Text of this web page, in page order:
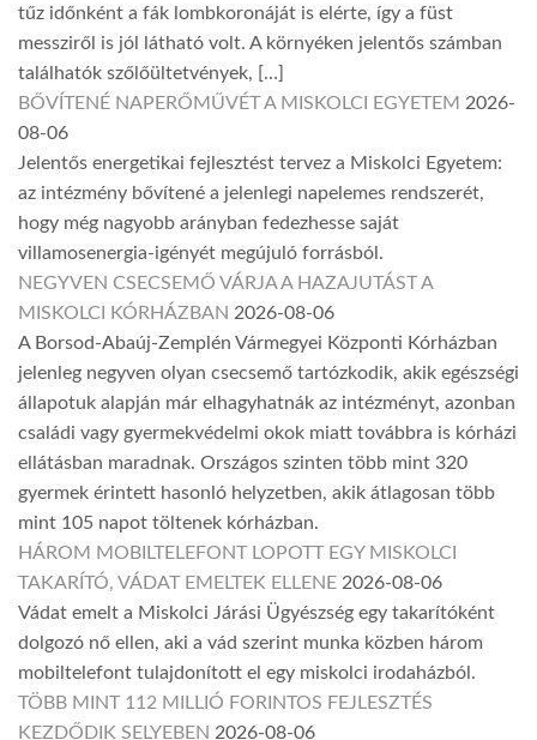
tűz időnként a fák lombkoronáját is elérte, így a füst
messziről is jól látható volt. A környéken jelentős számban
találhatók szőlőültetvények, […]
BŐVÍTENÉ NAPERŐMŰVÉT A MISKOLCI EGYETEM 2026-
08-06
Jelentős energetikai fejlesztést tervez a Miskolci Egyetem:
az intézmény bővítené a jelenlegi napelemes rendszerét,
hogy még nagyobb arányban fedezhesse saját
villamosenergia-igényét megújuló forrásból.
NEGYVEN CSECSEMŐ VÁRJA A HAZAJUTÁST A
MISKOLCI KÓRHÁZBAN 2026-08-06
A Borsod-Abaúj-Zemplén Vármegyei Központi Kórházban
jelenleg negyven olyan csecsemő tartózkodik, akik egészségi
állapotuk alapján már elhagyhatnák az intézményt, azonban
családi vagy gyermekvédelmi okok miatt továbbra is kórházi
ellátásban maradnak. Országos szinten több mint 320
gyermek érintett hasonló helyzetben, akik átlagosan több
mint 105 napot töltenek kórházban.
HÁROM MOBILTELEFONT LOPOTT EGY MISKOLCI
TAKARÍTÓ, VÁDAT EMELTEK ELLENE 2026-08-06
Vádat emelt a Miskolci Járási Ügyészség egy takarítóként
dolgozó nő ellen, aki a vád szerint munka közben három
mobiltelefont tulajdonított el egy miskolci irodaházból.
TÖBB MINT 112 MILLIÓ FORINTOS FEJLESZTÉS
KEZDŐDIK SELYEBEN 2026-08-06